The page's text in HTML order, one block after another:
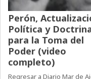
Perón,
Política y
para la Toma del
Poder (video
completo)
Regresar a Diario Mar de